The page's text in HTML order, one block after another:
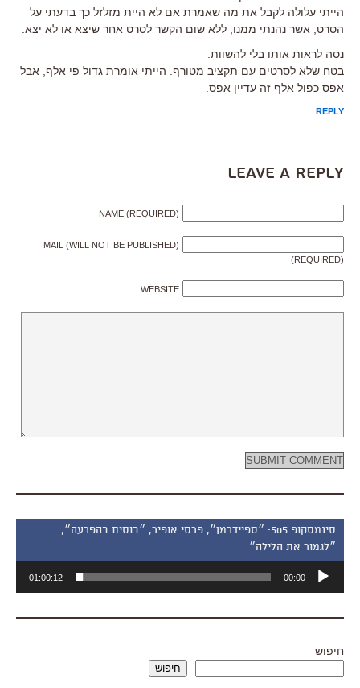
הייתי עלולה לקבל את מה שאמרת אם לא היית מזלזל כך בדעתי על
הסרט, אשר נהנתי ממנו, ללא שום הקשר לסרט אחר שיצא או לא יצא.
נסה לראות אותו בלי להשוות.
בטח שלא לסרטים עם תקציב מטורף. הייתי אומרת גדול פי אלף, אבל
אפס כפול אלף זה עדיין אפס.
REPLY
Leave a Reply
NAME (REQUIRED)
MAIL (WILL NOT BE PUBLISHED)
(REQUIRED)
WEBSITE
סינמסקופ 505: ״ספיידרמן״, פרסי אופיר, ״בוסית בהפרעה״,
״לגמור את הלילה״
אודיו
00:00
01:00:12
חיפוש
חיפוש